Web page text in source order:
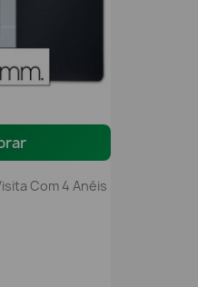
Com 4 Anéis